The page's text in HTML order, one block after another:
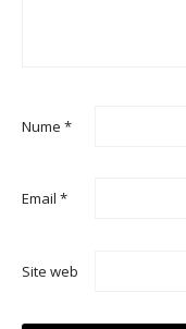
Nume *
Email *
Site web